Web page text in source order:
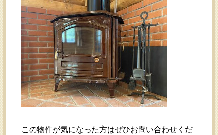
この物件が気になった方はぜひお問い合わせくだ